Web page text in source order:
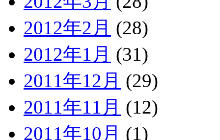
2012年2月 (28)
2012年1月 (31)
2011年12月 (29)
2011年11月 (12)
2011年10月 (1)